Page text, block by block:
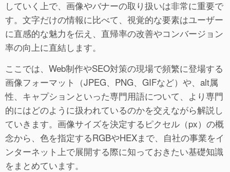
していく上で、画像やバナーの取り扱いは非常に重要で
す。文字だけの情報に比べて、視覚的な要素はユーザー
に直感的な魅力を伝え、直帰率の改善やコンバージョン
率の向上に直結します。
ここでは、Web制作やSEO対策の現場で頻繁に登場する
画像フォーマット（JPEG、PNG、GIFなど）や、alt属
性、キャプションといった専門用語について、より専門
的にはどのように扱われているのかを交えながら解説し
ていきます。画像サイズを決定するピクセル（px）の概
念から、色を指定するRGBやHEXまで、自社の事業をイ
ンターネット上で展開する際に知っておきたい基礎知識
をまとめています。